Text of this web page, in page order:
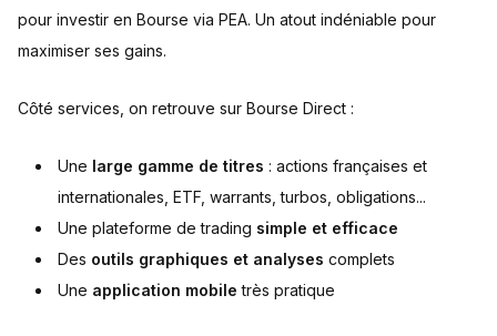
pour investir en Bourse via PEA. Un atout indéniable pour
maximiser ses gains.
Côté services, on retrouve sur Bourse Direct :
Une large gamme de titres : actions françaises et
internationales, ETF, warrants, turbos, obligations...
Une plateforme de trading simple et efficace
Des outils graphiques et analyses complets
Une application mobile très pratique